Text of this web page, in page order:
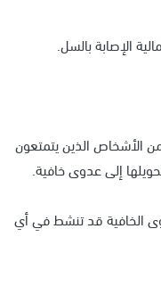
الأولية، يستطيع حوالي 90% من الأشخاص الذين يتمتعون
إلى عدوى خافية.
الخافية قد تنشط في أي